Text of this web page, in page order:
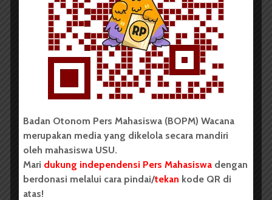
Kelompok MKWK Disabilitas 8
USU Rancang Permainan...
Advertorial
9 Desember 2025
2 menit waktu baca
WARTAWACANA
Badan Otonom Pers Mahasiswa (BOPM) Wacana
merupakan media yang dikelola secara mandiri
oleh mahasiswa USU.
Mari dukung independensi Pers Mahasiswa dengan
berdonasi melalui cara pindai/tekan kode QR di
atas!